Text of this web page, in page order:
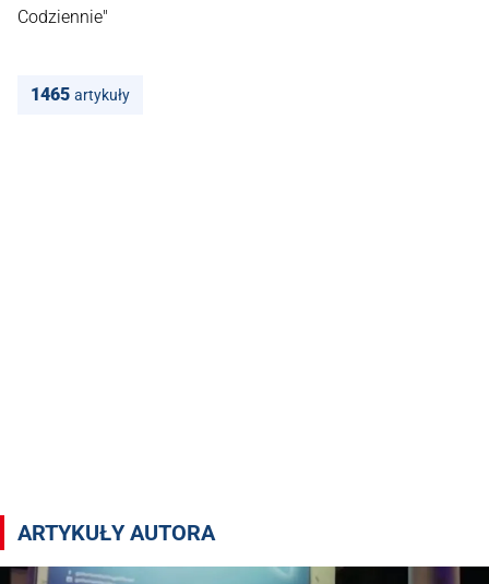
Codziennie"
1465 artykuły
Artykuły autora Adrian Siwek
ARTYKUŁY AUTORA